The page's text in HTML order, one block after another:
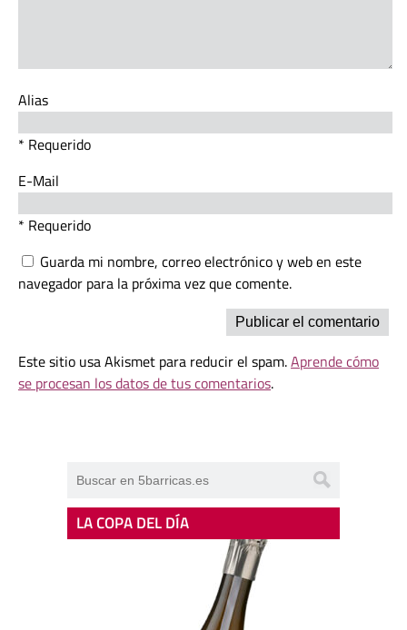
Alias
* Requerido
E-Mail
* Requerido
Guarda mi nombre, correo electrónico y web en este
navegador para la próxima vez que comente.
Este sitio usa Akismet para reducir el spam.Aprende cómo
se procesan los datos de tus comentarios.
LA COPA DEL DÍA